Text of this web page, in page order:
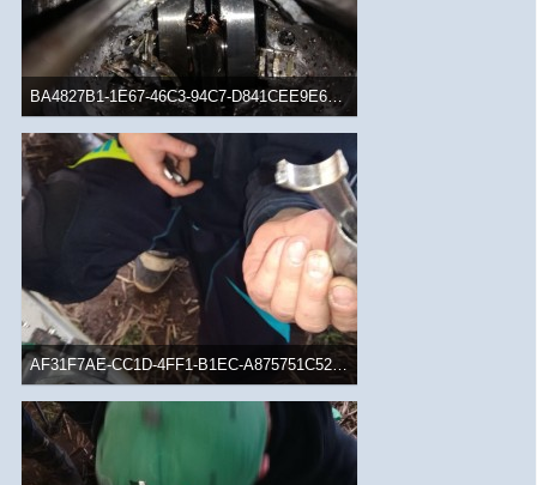
BA4827B1-1E67-46C3-94C7-D841CEE9E6A4.jpeg
162,17 kB, 780×1.040, 1.270 mal angesehen
AF31F7AE-CC1D-4FF1-B1EC-A875751C529D.jpeg
130,56 kB, 780×1.040, 1.212 mal angesehen